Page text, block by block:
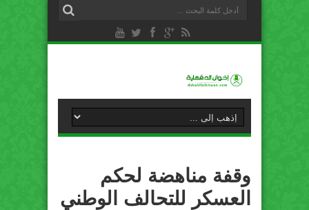
وقفة مناهضة لحكم
العسكر للتحالف الوطني